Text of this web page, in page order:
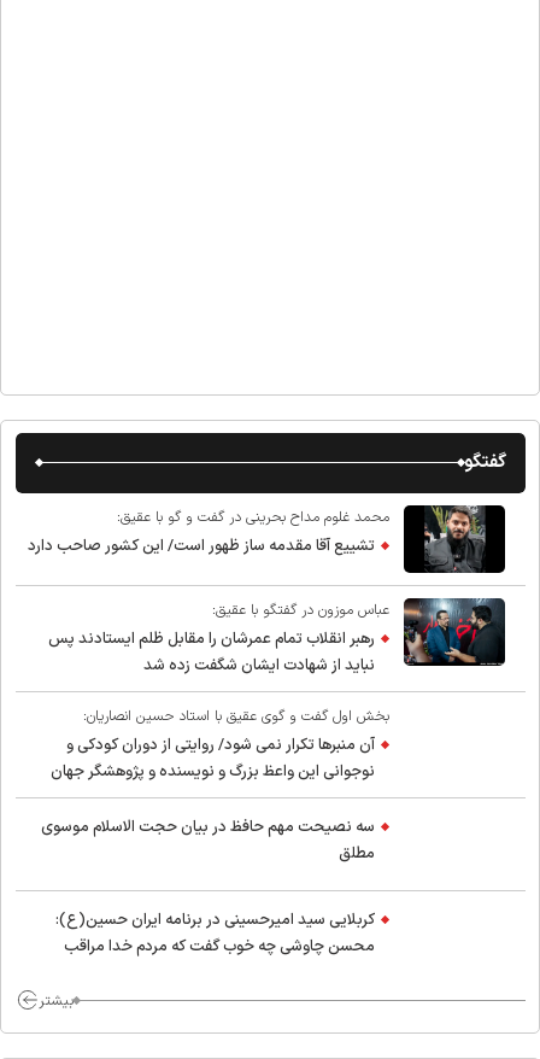
گفتگو
محمد غلوم مداح بحرینی در گفت و گو با عقیق:
تشییع آقا مقدمه ساز ظهور است/ این کشور صاحب دارد
عباس موزون در گفتگو با عقیق:
رهبر انقلاب تمام عمرشان را مقابل ظلم ایستادند پس
نباید از شهادت ایشان شگفت زده شد
بخش اول گفت و گوی عقیق با استاد حسین انصاریان:
آن منبرها تکرار نمی شود/ روایتی از دوران کودکی و
نوجوانی این واعظ بزرگ و نویسنده و پژوهشگر جهان
اسلام
سه نصیحت مهم حافظ در بیان حجت الاسلام موسوی
مطلق
کربلایی سید امیر‌حسینی در برنامه ایران حسین(ع):
محسن چاوشی چه خوب گفت که مردم خدا مراقب
بیشتر